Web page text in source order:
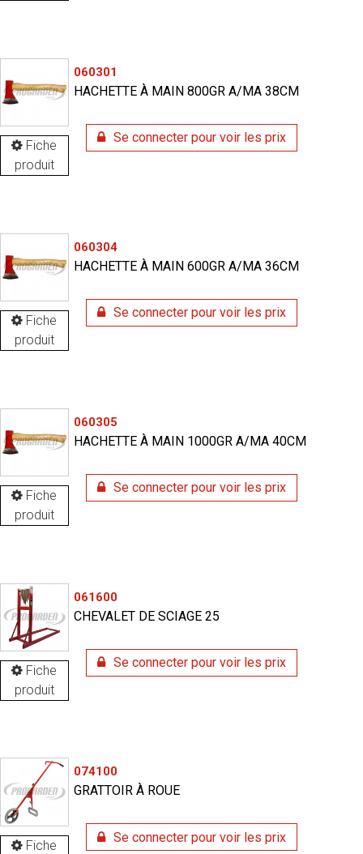
Fiche
produit
060301
HACHETTE À MAIN 800GR A/MA 38CM
Se connecter pour voir les prix
Fiche
produit
060304
HACHETTE À MAIN 600GR A/MA 36CM
Se connecter pour voir les prix
Fiche
produit
060305
HACHETTE À MAIN 1000GR A/MA 40CM
Se connecter pour voir les prix
Fiche
produit
061600
CHEVALET DE SCIAGE 25
Se connecter pour voir les prix
Fiche
074100
GRATTOIR À ROUE
Se connecter pour voir les prix